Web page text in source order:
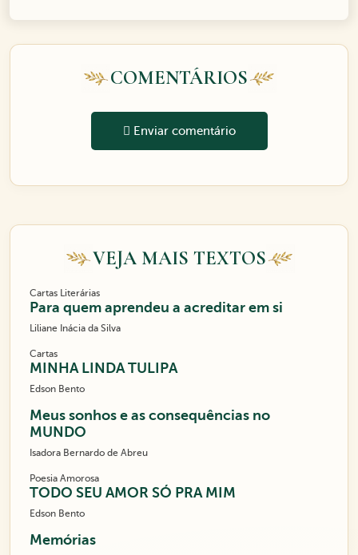
COMENTÁRIOS
Enviar comentário
VEJA MAIS TEXTOS
Cartas Literárias
Para quem aprendeu a acreditar em si
Liliane Inácia da Silva
Cartas
MINHA LINDA TULIPA
Edson Bento
Meus sonhos e as consequências no
MUNDO
Isadora Bernardo de Abreu
Poesia Amorosa
TODO SEU AMOR SÓ PRA MIM
Edson Bento
Memórias